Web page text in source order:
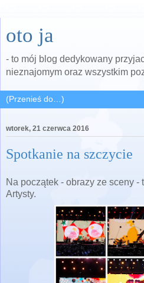
oto ja
- to mój blog dedykowany
nieznajomym oraz wszystkim
wtorek, 21 czerwca 2016
Spotkanie na szczycie
Na początek - obrazy ze sceny -
Artysty.